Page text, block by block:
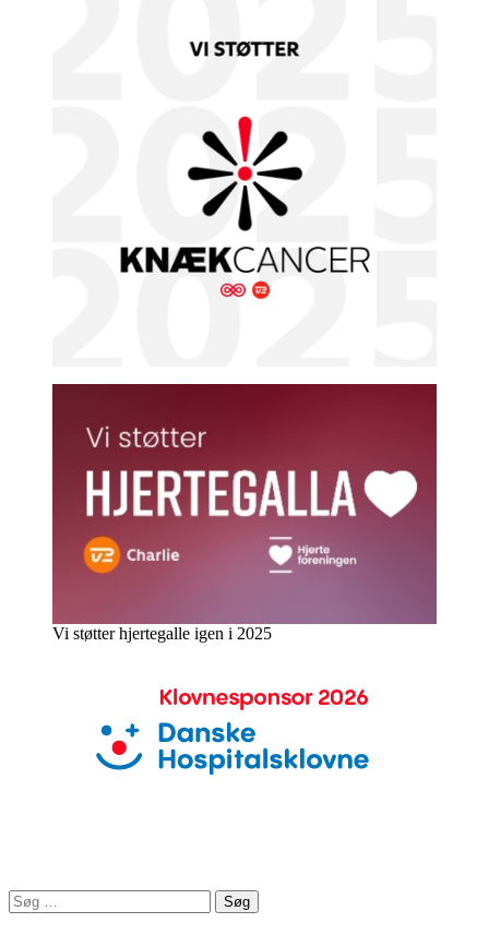
Vi støtter hjertegalle igen i 2025
Søg
efter: